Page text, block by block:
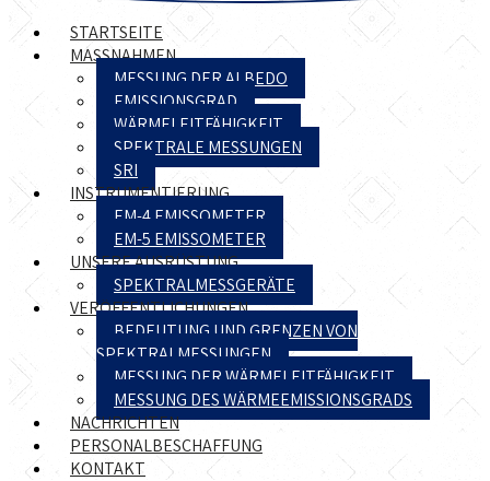
STARTSEITE
MASSNAHMEN
MESSUNG DER ALBEDO
EMISSIONSGRAD
WÄRMELEITFÄHIGKEIT
SPEKTRALE MESSUNGEN
SRI
INSTRUMENTIERUNG
EM-4 EMISSOMETER
EM-5 EMISSOMETER
UNSERE AUSRÜSTUNG
SPEKTRALMESSGERÄTE
VERÖFFENTLICHUNGEN
BEDEUTUNG UND GRENZEN VON
SPEKTRALMESSUNGEN
MESSUNG DER WÄRMELEITFÄHIGKEIT
MESSUNG DES WÄRMEEMISSIONSGRADS
NACHRICHTEN
PERSONALBESCHAFFUNG
KONTAKT